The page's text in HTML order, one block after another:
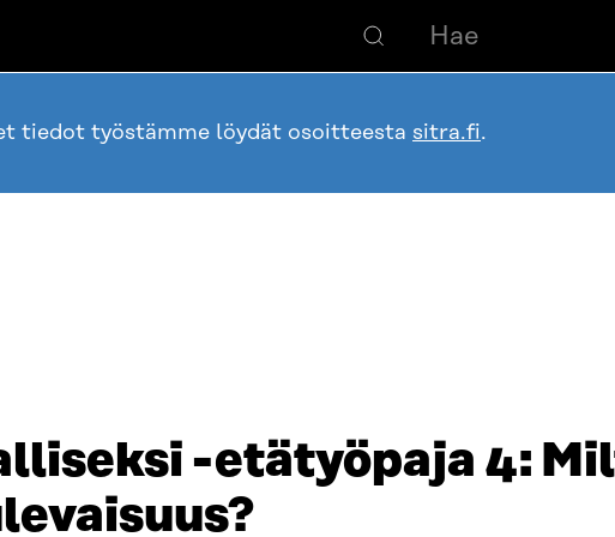
tiedot työstämme löydät osoitteesta sitra.fi.
-etätyöpaja 4: